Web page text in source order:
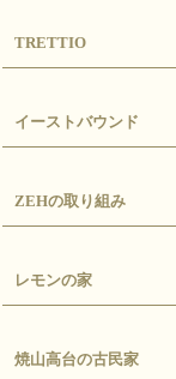
TRETTIO
イーストバウンド
ZEHの取り組み
レモンの家
焼山高台の古民家